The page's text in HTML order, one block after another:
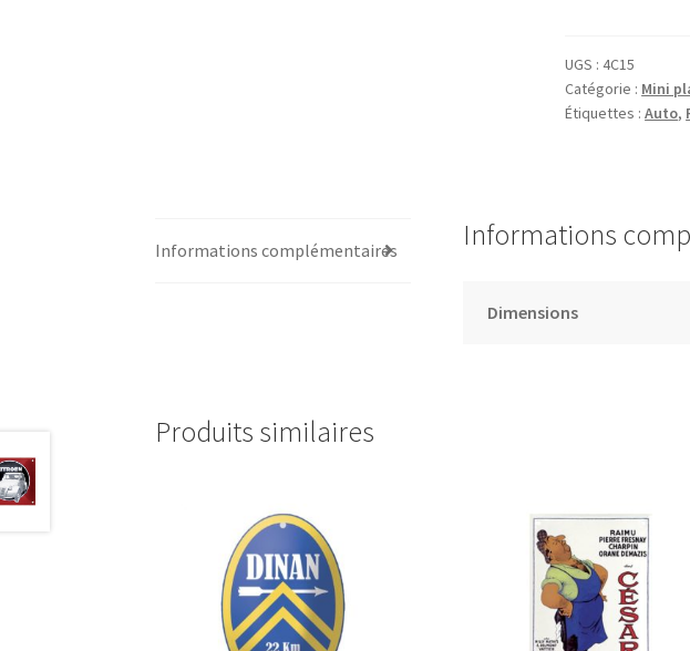
4
CV
UGS :4C15
Catégorie : Mini
Étiquettes :Auto,
Informations complémentaires Informations
Dimensions
Produits similaires